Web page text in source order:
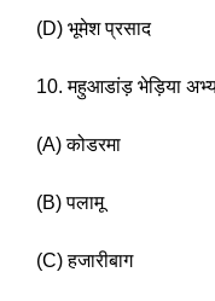
(D) भूमेश प्रसाद
10. महुआडांड़ भेड़िया
(A) कोडरमा
(B) पलामू
(C) हजारीबाग